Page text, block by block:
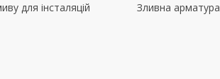
для інсталяцій Зливна арматура